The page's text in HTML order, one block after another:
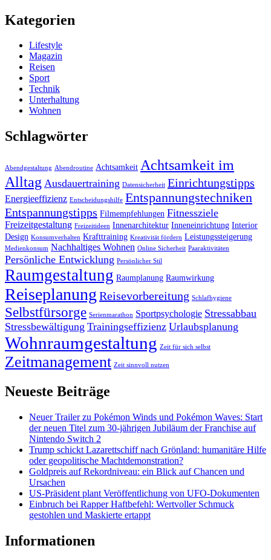
Kategorien
Lifestyle
Magazin
Reisen
Sport
Technik
Unterhaltung
Wohnen
Schlagwörter
Abendgestaltung Abendroutine Achtsamkeit Achtsamkeit im
Alltag Ausdauertraining Datensicherheit Einrichtungstipps
Energieeffizienz Entscheidungshilfe Entspannungstechniken
Entspannungstipps Filmempfehlungen Fitnessziele
Freizeitgestaltung Freizeitideen Innenarchitektur Inneneinrichtung Interior
Design Konsumverhalten Krafttraining Kreativität fördern Leistungssteigerung
Medienkonsum Nachhaltiges Wohnen Online Sicherheit Paaraktivitäten
Persönliche Entwicklung Persönlicher Stil
Raumgestaltung Raumplanung Raumwirkung
Reiseplanung Reisevorbereitung Schlafhygiene
Selbstfürsorge Serienmarathon Sportpsychologie Stressabbau
Stressbewältigung Trainingseffizienz Urlaubsplanung
Wohnraumgestaltung Zeit für sich selbst
Zeitmanagement Zeit sinnvoll nutzen
Neueste Beiträge
Neuer Trailer zu Pokémon Winds und Pokémon Waves: Start
der neuen Titel zum 30-jährigen Jubiläum der Franchise auf
Nintendo Switch 2
Trump schickt Lazarettschiff nach Grönland: humanitäre Hilfe
oder geopolitische Machtdemonstration?
Goldpreis auf Rekordniveau: ein Blick auf Chancen und
Ursachen
US-Präsident plant Veröffentlichung von UFO-Dokumenten
Einbruch bei Rapper Haftbefehl: Wertvoller Schmuck
gestohlen und Maskierte ertappt
Informationen